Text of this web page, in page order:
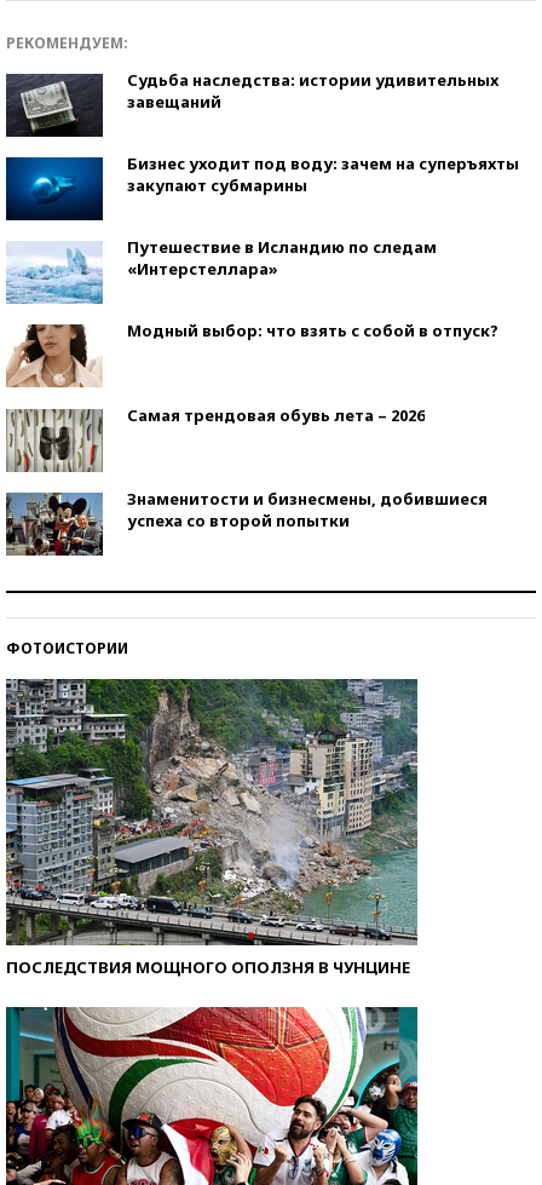
РЕКОМЕНДУЕМ:
Судьба наследства: истории удивительных
завещаний
Бизнес уходит под воду: зачем на суперъяхты
закупают субмарины
Путешествие в Исландию по следам
«Интерстеллара»
Модный выбор: что взять с собой в отпуск?
Самая трендовая обувь лета – 2026
Знаменитости и бизнесмены, добившиеся
успеха со второй попытки
ФОТОИСТОРИИ
ПОСЛЕДСТВИЯ МОЩНОГО ОПОЛЗНЯ В ЧУНЦИНЕ